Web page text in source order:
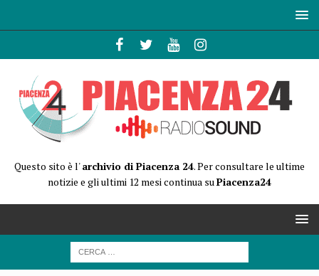
Questo sito è l'archivio di Piacenza 24. Per consultare le ultime
notizie e gli ultimi 12 mesi continua suPiacenza24